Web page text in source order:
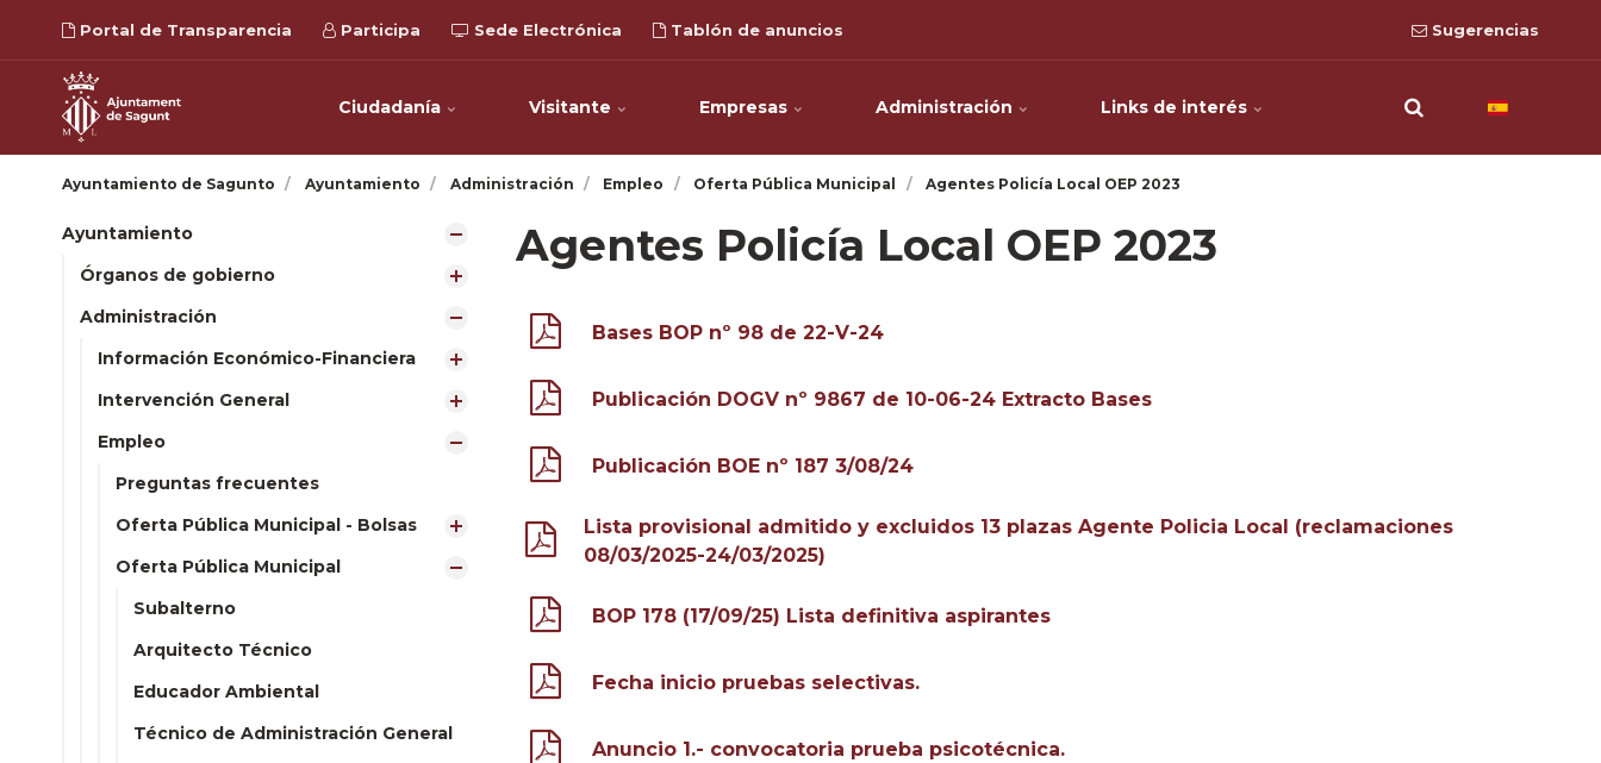
Portal de Transparencia Participa Sede Electrónica Tablón de anuncios Sugerencias
Ciudadanía Visitante Empresas Administración Links de interés
Ayuntamiento de Sagunto Ayuntamiento Administración Empleo Oferta Pública Municipal Agentes Policía Local OEP 2023
Ayuntamiento
Órganos de gobierno
Administración
Información Económico-Financiera
Intervención General
Empleo
Preguntas frecuentes
Oferta Pública Municipal - Bolsas
Oferta Pública Municipal
Subalterno
Arquitecto Técnico
Educador Ambiental
Técnico de Administración General
Agentes Policía Local OEP 2023
Bases BOP nº 98 de 22-V-24
Publicación DOGV nº 9867 de 10-06-24 Extracto Bases
Publicación BOE nº 187 3/08/24
Lista provisional admitido y excluidos 13 plazas Agente Policia Local (reclamaciones
08/03/2025-24/03/2025)
BOP 178 (17/09/25) Lista definitiva aspirantes
Fecha inicio pruebas selectivas.
Anuncio 1.- convocatoria prueba psicotécnica.